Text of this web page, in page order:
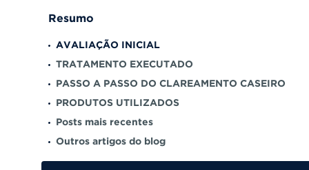
Resumo
AVALIAÇÃO INICIAL
TRATAMENTO EXECUTADO
PASSO A PASSO DO CLAREAMENTO CASEIRO
PRODUTOS UTILIZADOS
Posts mais recentes
Outros artigos do blog